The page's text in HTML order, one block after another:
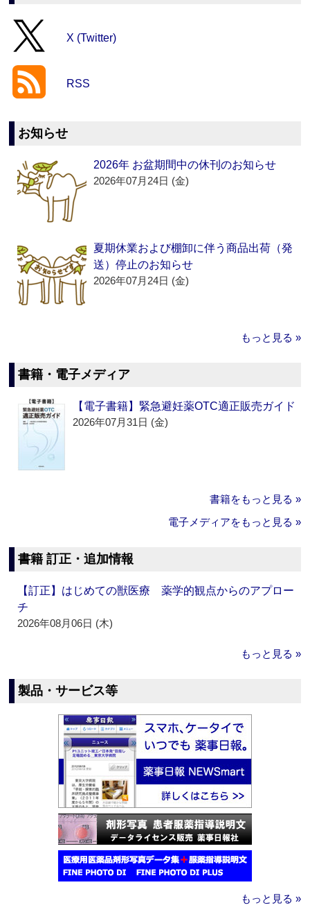
X (Twitter)
RSS
お知らせ
2026年 お盆期間中の休刊のお知らせ
2026年07月24日 (金)
夏期休業および棚卸に伴う商品出荷（発
送）停止のお知らせ
2026年07月24日 (金)
もっと見る »
書籍・電子メディア
【電子書籍】緊急避妊薬OTC適正販売ガイド
2026年07月31日 (金)
書籍をもっと見る »
電子メディアをもっと見る »
書籍 訂正・追加情報
【訂正】はじめての獣医療 薬学的観点からのアプロー
チ
2026年08月06日 (木)
もっと見る »
製品・サービス等
もっと見る »